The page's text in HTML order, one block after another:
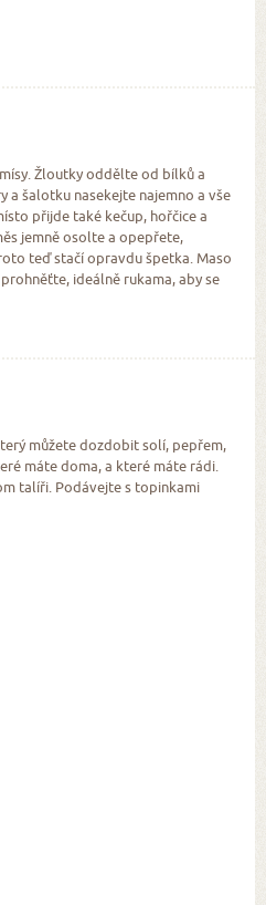
Žloutky oddělte od bílků a
a šalotku nasekejte najemno a vše
přijde také kečup, hořčice a
jemně osolte a opepřete,
teď stačí opravdu špetka. Maso
ideálně rukama, aby se
můžete dozdobit solí, pepřem,
máte doma, a které máte rádi.
talíři. Podávejte s topinkami